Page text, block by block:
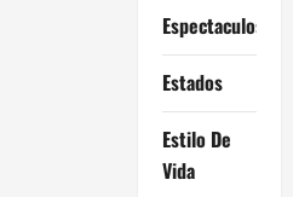
Espectaculos
Estados
Estilo De
Vida